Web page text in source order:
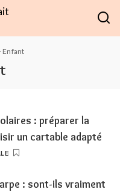
Enfant
: préparer la
un cartable adapté
: sont-ils vraiment